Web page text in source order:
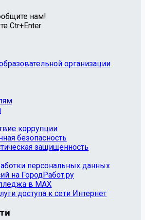
нам!
Ctr+Enter
организации
коррупции
безопасность
защищенность
персональных данных
на ГородРабот.ру
в MAX
доступа к сети Интернет